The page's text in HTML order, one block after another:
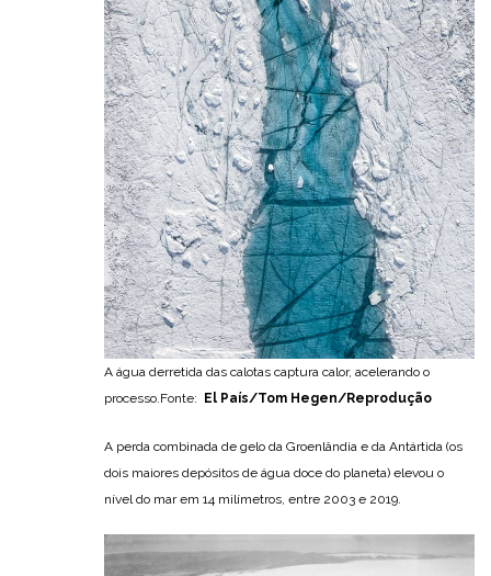
A água derretida das calotas captura calor, acelerando o
processo.Fonte:
El País/Tom Hegen/Reprodução
A perda combinada de gelo da Groenlândia e da Antártida (os
dois maiores depósitos de água doce do planeta) elevou o
nível do mar em 14 milímetros, entre 2003 e 2019.